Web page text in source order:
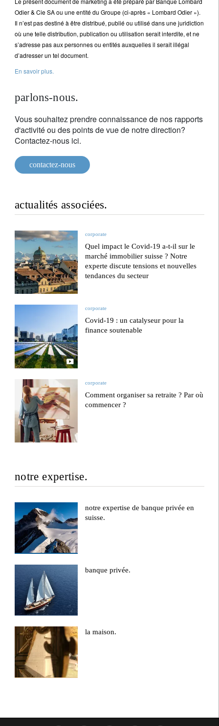
Odier & Cie SA ou une entité du Groupe (ci-après « Lombard Odier »).
Il n’est pas destiné à être distribué, publié ou utilisé dans une juridiction
où une telle distribution, publication ou utilisation serait interdite, et ne
s’adresse pas aux personnes ou entités auxquelles il serait illégal
d’adresser un tel document.
En savoir plus.
parlons-nous.
Vous souhaitez prendre connaissance de nos rapports
d'activité ou des points de vue de notre direction?
Contactez-nous ici.
contactez-nous
actualités associées.
corporate
Quel impact le Covid-19 a-t-il sur le
marché immobilier suisse ? Notre
experte discute tensions et nouvelles
tendances du secteur
corporate
Covid-19 : un catalyseur pour la
finance soutenable
corporate
Comment organiser sa retraite ? Par où
commencer ?
notre expertise.
notre expertise de banque privée en
suisse.
banque privée.
la maison.